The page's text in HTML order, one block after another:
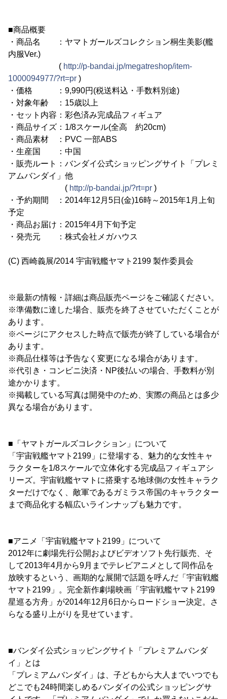
■商品概要
・商品名 ：ヤマトガールズコレクション桐生美影(艦
内服Ver.)
( http://p-bandai.jp/megatreshop/item-
1000094977/?rt=pr )
・価格 ：9,990円(税送料込・手数料別途)
・対象年齢 ：15歳以上
・セット内容：彩色済み完成品フィギュア
・商品サイズ：1/8スケール(全高 約20cm)
・商品素材 ：PVC 一部ABS
・生産国 ：中国
・販売ルート：バンダイ公式ショッピングサイト「プレミ
アムバンダイ」他
( http://p-bandai.jp/?rt=pr )
・予約期間 ：2014年12月5日(金)16時～2015年1月上旬
予定
・商品お届け：2015年4月下旬予定
・発売元 ：株式会社メガハウス
(C) 西崎義展/2014 宇宙戦艦ヤマト2199 製作委員会
※最新の情報・詳細は商品販売ページをご確認ください。
※準備数に達した場合、販売を終了させていただくことが
あります。
※ページにアクセスした時点で販売が終了している場合が
あります。
※商品仕様等は予告なく変更になる場合があります。
※代引き・コンビニ決済・NP後払いの場合、手数料が別
途かかります。
※掲載している写真は開発中のため、実際の商品とは多少
異なる場合があります。
■「ヤマトガールズコレクション」について
「宇宙戦艦ヤマト2199」に登場する、魅力的な女性キャ
ラクターを1/8スケールで立体化する完成品フィギュアシ
リーズ。宇宙戦艦ヤマトに搭乗する地球側の女性キャラク
ターだけでなく、敵軍であるガミラス帝国のキャラクター
まで商品化する幅広いラインナップも魅力です。
■アニメ「宇宙戦艦ヤマト2199」について
2012年に劇場先行公開およびビデオソフト先行販売、そ
して2013年4月から9月までテレビアニメとして同作品を
放映するという、画期的な展開で話題を呼んだ「宇宙戦艦
ヤマト2199」。完全新作劇場映画「宇宙戦艦ヤマト2199
星巡る方舟」が2014年12月6日からロードショー決定。さ
らなる盛り上がりを見せています。
■バンダイ公式ショッピングサイト「プレミアムバンダ
イ」とは
「プレミアムバンダイ」は、子どもから大人までいつでも
どこでも24時間楽しめるバンダイの公式ショッピングサ